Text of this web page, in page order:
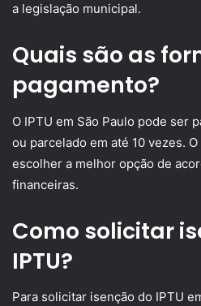
a legislação municipal.
Quais são as
pagamento?
O IPTU em São Paulo pode ser
ou parcelado em até 10 vezes.
escolher a melhor opção de
financeiras.
Como solicitar
IPTU?
Para solicitar isenção do IPTU